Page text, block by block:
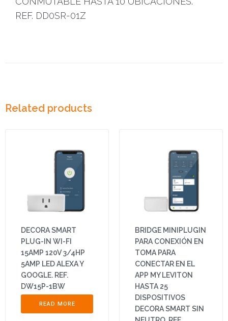
REF. DD0SR-01Z
Related products
DECORA SMART
PLUG-IN WI-FI
15AMP 120V 3/4HP
5AMP LED ALEXA Y
GOOGLE. REF.
DW15P-1BW
READ MORE
BRIDGE MINIPLUGIN
PARA CONEXIÓN EN
TOMA PARA
CONECTAR EN EL
APP MY LEVITON
HASTA 25
DISPOSITIVOS
DECORA SMART SIN